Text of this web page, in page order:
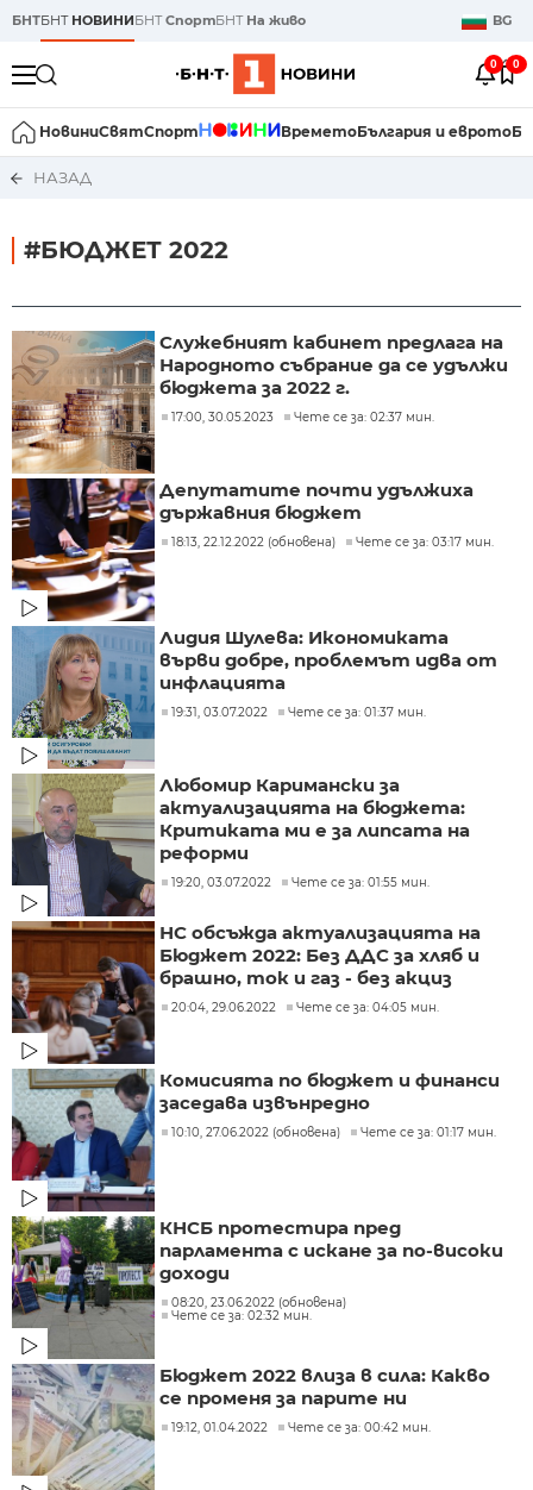
БНТБНТ НОВИНИБНТСпортБНТ На живо BG
0 0
НовиниСвятСпорт ВреметоБългария и еврото
НАЗАД
#БЮДЖЕТ 2022
Служебният кабинет предлага на
Народното събрание да се удължи
бюджета за 2022 г.
17:00, 30.05.2023 Чете се за: 02:37 мин.
Депутатите почти удължиха
държавния бюджет
18:13, 22.12.2022 (обновена) Чете се за: 03:17 мин.
Лидия Шулева: Икономиката
върви добре, проблемът идва от
инфлацията
19:31, 03.07.2022 Чете се за: 01:37 мин.
Любомир Каримански за
актуализацията на бюджета:
Критиката ми е за липсата на
реформи
19:20, 03.07.2022 Чете се за: 01:55 мин.
НС обсъжда актуализацията на
Бюджет 2022: Без ДДС за хляб и
брашно, ток и газ - без акциз
20:04, 29.06.2022 Чете се за: 04:05 мин.
Комисията по бюджет и финанси
заседава извънредно
10:10, 27.06.2022 (обновена) Чете се за: 01:17 мин.
КНСБ протестира пред
парламента с искане за по-високи
доходи
08:20, 23.06.2022 (обновена)
Чете се за: 02:32 мин.
Бюджет 2022 влиза в сила: Какво
се променя за парите ни
19:12, 01.04.2022 Чете се за: 00:42 мин.